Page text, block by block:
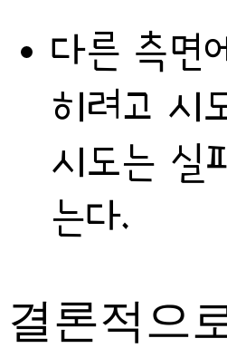
다른 측면
히려고 시
시도는 실
는다.
결론적으